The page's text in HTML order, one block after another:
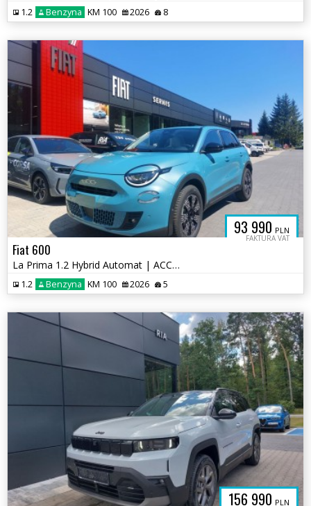
1.2 Benzyna KM 100 2026 8
93 990 PLN
FAKTURA VAT
Fiat 600
La Prima 1.2 Hybrid Automat | ACC | Aut. | 2026
1.2 Benzyna KM 100 2026 5
156 990 PLN